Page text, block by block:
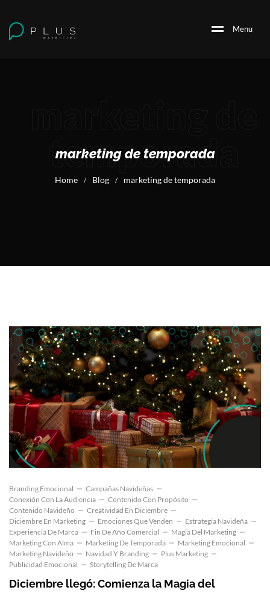
Menu
temporada
marketing de temporada
Home / Blog / marketing de temporada
Branding Emocional
Campañas Navideñas
Conexión Con La Audiencia
Contenido Con Propósito
Contenido Navideño
Creatividad En Diciembre
Diciembre En Marketing
Emociones Que Venden
Estrategia Navideña
Experiencia De Marca
Fin De Año Comercial
Magia Del Marketing
Marketing Con Alma
Marketing De Temporada
Marketing Emocional
Marketing Navideño
Navidad Y Branding
Plus Marketing
Publicidad Emocional
Storytelling De Marca
Diciembre llegó: Comienza la Magia del